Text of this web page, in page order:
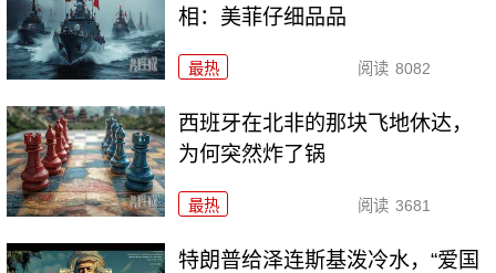
相：美菲仔细品品
最热 阅读 8082
西班牙在北非的那块飞地休达，
为何突然炸了锅
最热 阅读 3681
特朗普给泽连斯基泼冷水，“爱国